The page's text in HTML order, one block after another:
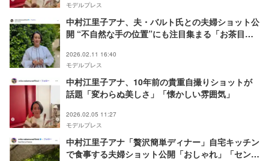
モデルプレス
中村江里子アナ、夫・バルト氏との夫婦ショット公
開 “不自然な手の位置”にも注目集まる「お茶目な
2026.02.11 16:40
モデルプレス
中村江里子アナ、10年前の貴重自撮りショットが
話題「変わらぬ美しさ」「懐かしい雰囲気」
2026.02.05 11:27
モデルプレス
中村江里子アナ「贅沢簡単ディナー」自宅キッチン
で食事する夫婦ショット公開「おしゃれ」「センス